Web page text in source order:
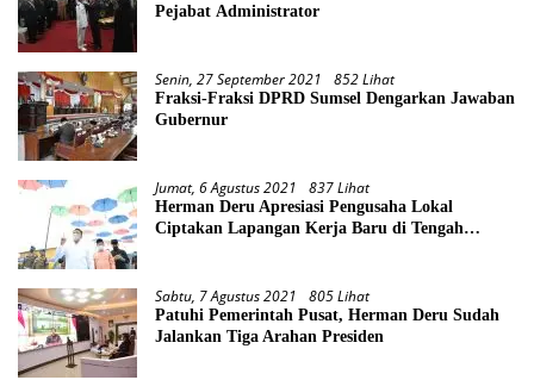
Pejabat Administrator
Senin, 27 September 2021 852 Lihat
Fraksi-Fraksi DPRD Sumsel Dengarkan Jawaban
Gubernur
Jumat, 6 Agustus 2021 837 Lihat
Herman Deru Apresiasi Pengusaha Lokal
Ciptakan Lapangan Kerja Baru di Tengah
Sabtu, 7 Agustus 2021 805 Lihat
Patuhi Pemerintah Pusat, Herman Deru Sudah
Jalankan Tiga Arahan Presiden